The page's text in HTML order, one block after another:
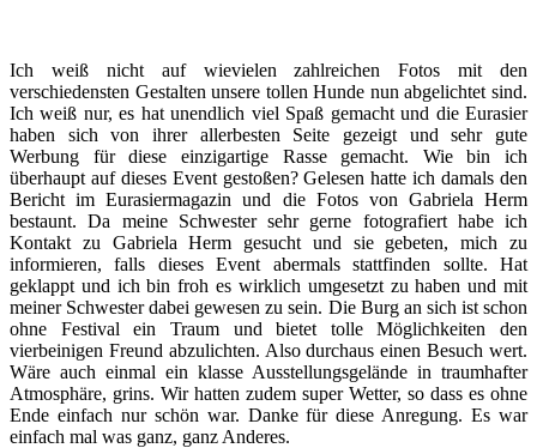
Ich weiß nicht auf wievielen zahlreichen Fotos mit den
verschiedensten Gestalten unsere tollen Hunde nun abgelichtet sind.
Ich weiß nur, es hat unendlich viel Spaß gemacht und die Eurasier
haben sich von ihrer allerbesten Seite gezeigt und sehr gute
Werbung für diese einzigartige Rasse gemacht. Wie bin ich
überhaupt auf dieses Event gestoßen? Gelesen hatte ich damals den
Bericht im Eurasiermagazin und die Fotos von Gabriela Herm
bestaunt. Da meine Schwester sehr gerne fotografiert habe ich
Kontakt zu Gabriela Herm gesucht und sie gebeten, mich zu
informieren, falls dieses Event abermals stattfinden sollte. Hat
geklappt und ich bin froh es wirklich umgesetzt zu haben und mit
meiner Schwester dabei gewesen zu sein. Die Burg an sich ist schon
ohne Festival ein Traum und bietet tolle Möglichkeiten den
vierbeinigen Freund abzulichten. Also durchaus einen Besuch wert.
Wäre auch einmal ein klasse Ausstellungsgelände in traumhafter
Atmosphäre, grins. Wir hatten zudem super Wetter, so dass es ohne
Ende einfach nur schön war. Danke für diese Anregung. Es war
einfach mal was ganz, ganz Anderes.